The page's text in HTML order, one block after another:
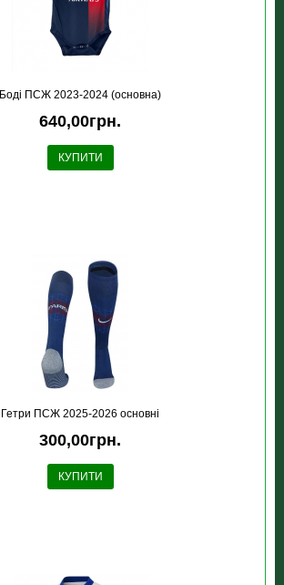
Боді ПСЖ 2023-2024 (основна)
640,00грн.
КУПИТИ
Гетри ПСЖ 2025-2026 основні
300,00грн.
КУПИТИ